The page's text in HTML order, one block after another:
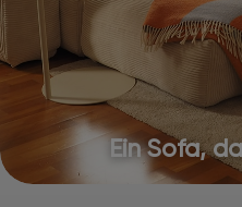
Ein Sofa,